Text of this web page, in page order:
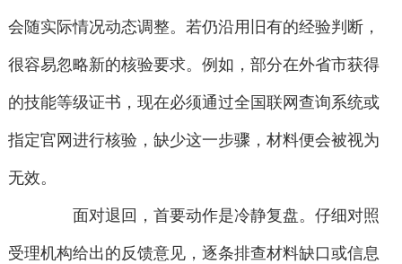
会随实际情况动态调整。若仍沿用旧有的经验判断，
很容易忽略新的核验要求。例如，部分在外省市获得
的技能等级证书，现在必须通过全国联网查询系统或
指定官网进行核验，缺少这一步骤，材料便会被视为
无效。
面对退回，首要动作是冷静复盘。仔细对照
受理机构给出的反馈意见，逐条排查材料缺口或信息